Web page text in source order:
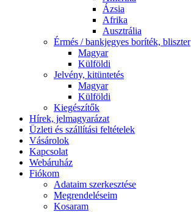
Ázsia
Afrika
Ausztrália
Érmés / bankjegyes boríték, bliszter
Magyar
Külföldi
Jelvény, kitüntetés
Magyar
Külföldi
Kiegészítők
Hírek, jelmagyarázat
Üzleti és szállítási feltételek
Vásárolok
Kapcsolat
Webáruház
Fiókom
Adataim szerkesztése
Megrendeléseim
Kosaram